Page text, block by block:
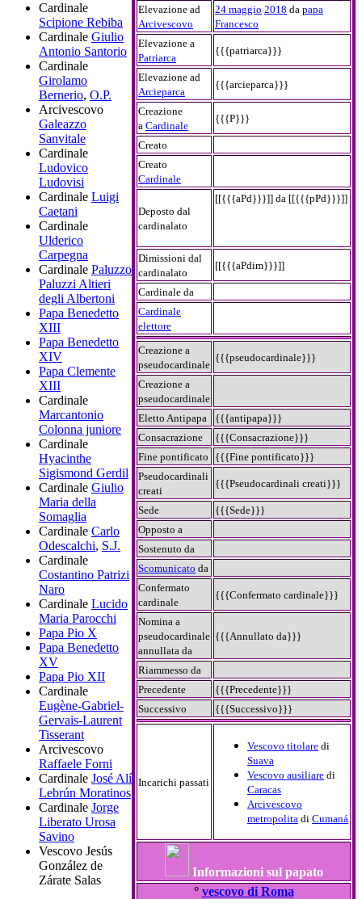
Elevazione ad
Arcivescovo
24 maggio 2018 da papa
Francesco
Elevazione a
Patriarca
{{{patriarca}}}
Elevazione ad
Arcieparca
{{{arcieparca}}}
Creazione
a Cardinale
{{{P}}}
Creato
Creato
Cardinale
Deposto dal
cardinalato
[[{{{aPd}}}]] da [[{{{pPd}}}]]
Dimissioni dal
cardinalato
[[{{{aPdim}}}]]
Cardinale da
Cardinale
elettore
Creazione a
pseudocardinale
{{{pseudocardinale}}}
Creazione a
pseudocardinale
Eletto Antipapa
{{{antipapa}}}
Consacrazione
{{{Consacrazione}}}
Fine pontificato
{{{Fine pontificato}}}
Pseudocardinali
creati
{{{Pseudocardinali creati}}}
Sede
{{{Sede}}}
Opposto a
Sostenuto da
Scomunicato da
Confermato
cardinale
{{{Confermato cardinale}}}
Nomina a
pseudocardinale
annullata da
{{{Annullato da}}}
Riammesso da
Precedente
{{{Precedente}}}
Successivo
{{{Successivo}}}
Incarichi passati
Vescovo titolare di
Suava
Vescovo ausiliare di
Caracas
Arcivescovo
metropolita di Cumaná
Informazioni sul papato
° vescovo di Roma
Cardinale
Scipione Rebiba
Cardinale Giulio
Antonio Santorio
Cardinale
Girolamo
Bernerio, O.P.
Arcivescovo
Galeazzo
Sanvitale
Cardinale
Ludovico
Ludovisi
Cardinale Luigi
Caetani
Cardinale
Ulderico
Carpegna
Cardinale Paluzzo
Paluzzi Altieri
degli Albertoni
Papa Benedetto
XIII
Papa Benedetto
XIV
Papa Clemente
XIII
Cardinale
Marcantonio
Colonna juniore
Cardinale
Hyacinthe
Sigismond Gerdil
Cardinale Giulio
Maria della
Somaglia
Cardinale Carlo
Odescalchi, S.J.
Cardinale
Costantino Patrizi
Naro
Cardinale Lucido
Maria Parocchi
Papa Pio X
Papa Benedetto
XV
Papa Pio XII
Cardinale
Eugène-Gabriel-
Gervais-Laurent
Tisserant
Arcivescovo
Raffaele Forni
Cardinale José Alí
Lebrún Moratinos
Cardinale Jorge
Liberato Urosa
Savino
Vescovo Jesús
González de
Zárate Salas